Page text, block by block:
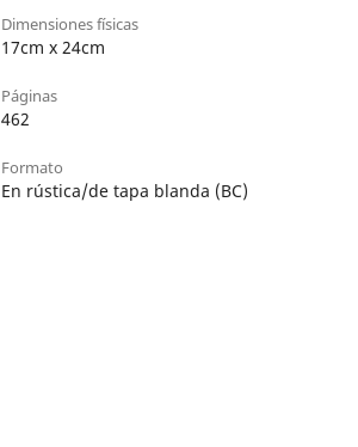
Dimensiones físicas
17cm x 24cm
Páginas
462
Formato
En rústica/de tapa blanda (BC)